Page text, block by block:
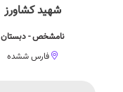
شهید کشاورز
نامشخص - دبستان
فارس ششده